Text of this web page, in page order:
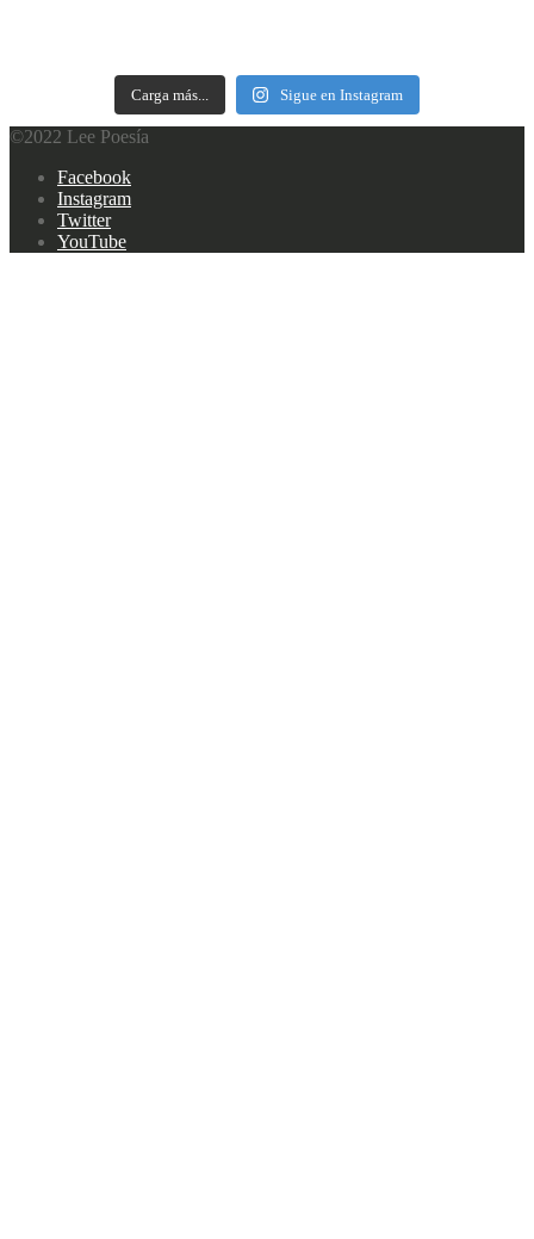
Carga más... Sigue en Instagram
©2022 Lee Poesía
Footer
navigation
Facebook
Instagram
Twitter
YouTube